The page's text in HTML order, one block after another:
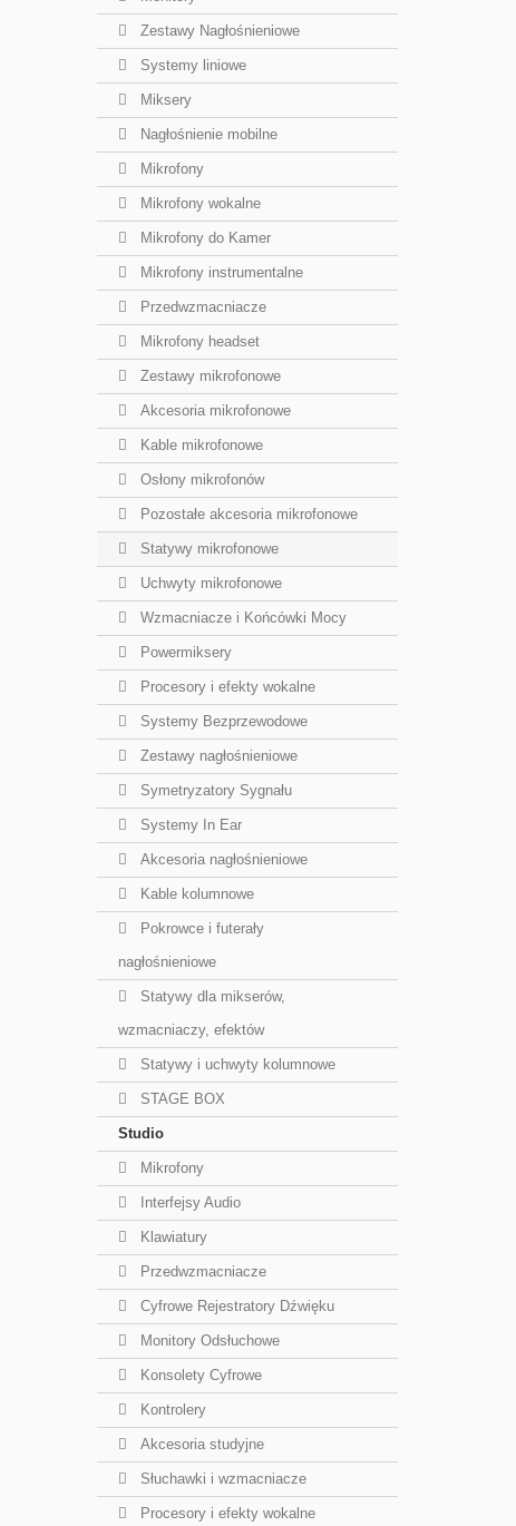
Zestawy Nagłośnieniowe
Systemy liniowe
Miksery
Nagłośnienie mobilne
Mikrofony
Mikrofony wokalne
Mikrofony do Kamer
Mikrofony instrumentalne
Przedwzmacniacze
Mikrofony headset
Zestawy mikrofonowe
Akcesoria mikrofonowe
Kable mikrofonowe
Osłony mikrofonów
Pozostałe akcesoria mikrofonowe
Statywy mikrofonowe
Uchwyty mikrofonowe
Wzmacniacze i Końcówki Mocy
Powermiksery
Procesory i efekty wokalne
Systemy Bezprzewodowe
Zestawy nagłośnieniowe
Symetryzatory Sygnału
Systemy In Ear
Akcesoria nagłośnieniowe
Kable kolumnowe
Pokrowce i futerały
nagłośnieniowe
Statywy dla mikserów,
wzmacniaczy, efektów
Statywy i uchwyty kolumnowe
STAGE BOX
Studio
Mikrofony
Interfejsy Audio
Klawiatury
Przedwzmacniacze
Cyfrowe Rejestratory Dźwięku
Monitory Odsłuchowe
Konsolety Cyfrowe
Kontrolery
Akcesoria studyjne
Słuchawki i wzmacniacze
Procesory i efekty wokalne